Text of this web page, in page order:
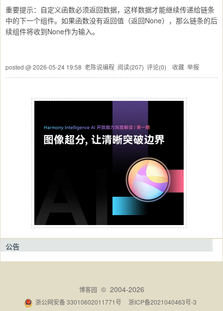
重要提示：自定义函数必须返回数据，这样数据才能继续传递给链条
中的下一个组件。如果函数没有返回值（返回None），那么链条的后
续组件将收到None作为输入。
posted @2026-05-24 19:58 老陈说编程 阅读(207) 评论(0) 收藏 举报
公告
博客园 © 2004-2026
浙公网安备 33010602011771号 浙ICP备2021040463号-3